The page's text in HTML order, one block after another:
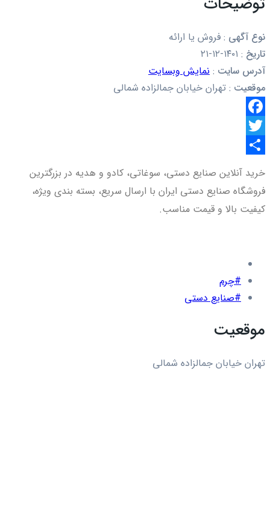
نوع آگهی : فروش یا ارائه
تاریخ :
آدرس سایت : نمایش وبسایت
موقعیت : تهران خیابان جمالزاده شمالی
Facebook
Twitter
اشتراک
گذاری
خرید آنلاین صنایع دستی، سوغاتی، کادو و هدیه در بزرگترین
فروشگاه صنایع دستی ایران با ارسال سریع، بسته بندی ویژه،
کیفیت بالا و قیمت مناسب.
#چرم
#صنایع دستی
موقعیت
تهران خیابان جمالزاده شمالی